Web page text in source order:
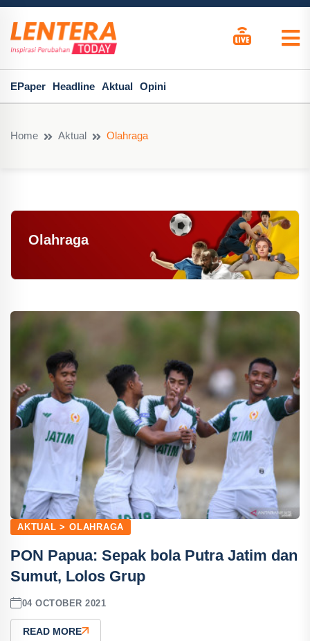
EPaper Headline Aktual Opini
Home Aktual Olahraga
Olahraga
AKTUAL > OLAHRAGA
PON Papua: Sepak bola Putra Jatim dan
Sumut, Lolos Grup
04 OCTOBER 2021
READ MORE